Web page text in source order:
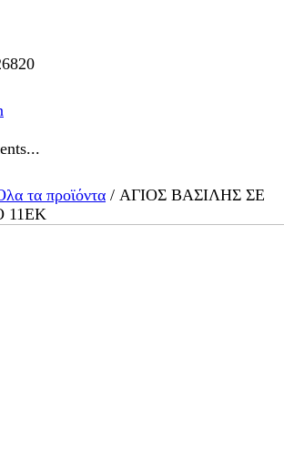
τα προϊόντα / ΑΓΙΟΣ ΒΑΣΙΛΗΣ ΣΕ
11ΕΚ